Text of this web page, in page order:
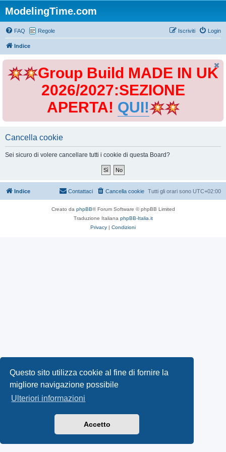
Questo sito utilizza cookie al fine di fornire la
migliore navigazione possibile
Ulteriori informazioni
Accetto
ModelingTime.com
FAQ Regole Login
Iscriviti
Indice
Group Build MADE IN UK
2026/2027:SEZIONE
APERTA! QUI!
Cancella cookie
Sei sicuro di volere cancellare tutti i cookie di questa Board?
Indice Tutti gli orari sono UTC+02:00
Cancella cookie
Contattaci
Creato da phpBB® Forum Software © phpBB Limited
Traduzione Italiana phpBB-Italia.it
Privacy | Condizioni